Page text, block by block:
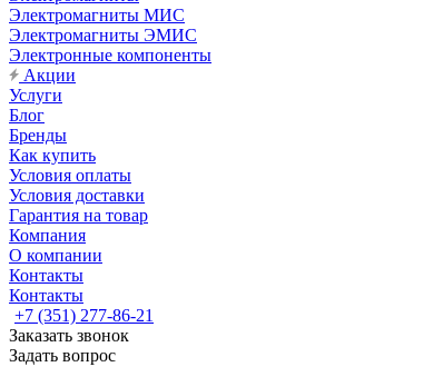
Электромагниты МИС
Электромагниты ЭМИС
Электронные компоненты
Акции
Услуги
Блог
Бренды
Как купить
Условия оплаты
Условия доставки
Гарантия на товар
Компания
О компании
Контакты
Контакты
+7 (351) 277-86-21
Заказать звонок
Задать вопрос